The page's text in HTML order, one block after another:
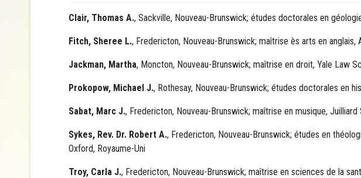
Clair, Thomas A., Sackville, Nouveau-Brunswick; études doctorales en
Fitch, Sheree L., Fredericton, Nouveau-Brunswick; maîtrise ès arts en anglais,
Jackman, Martha, Moncton, Nouveau-Brunswick; maîtrise en droit, Yale Law
Prokopow, Michael J., Rothesay, Nouveau-Brunswick; études doctorales en
Sabat, Marc J., Fredericton, Nouveau-Brunswick; maîtrise en musique,
Sykes, Rev. Dr. Robert A., Fredericton, Nouveau-Brunswick; études en
Oxford, Royaume-Uni
Troy, Carla J., Fredericton, Nouveau-Brunswick; maîtrise en sciences de la